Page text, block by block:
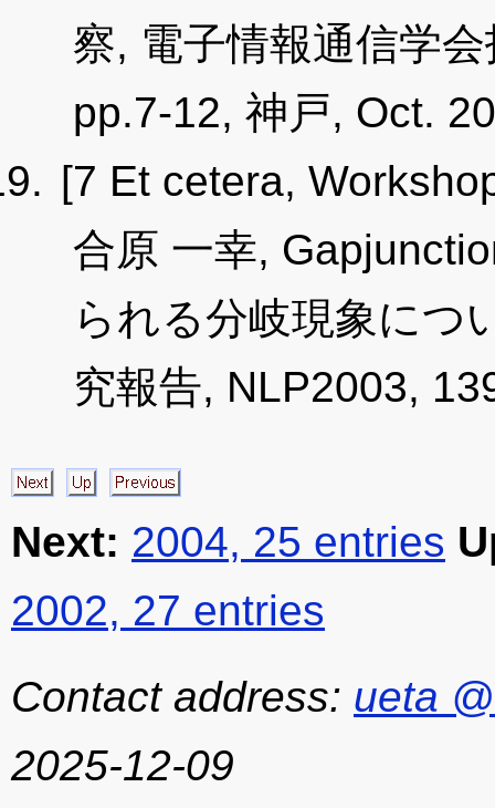
察, 電子情報通信学
pp.7-12, 神戸, Oct.
[7 Et cetera,
合原 一幸,
られる分岐現象につ
究報告, NLP2003,
Next: 2004, 25 entries
2002, 27 entries
Contact address: ueta
2025-12-09